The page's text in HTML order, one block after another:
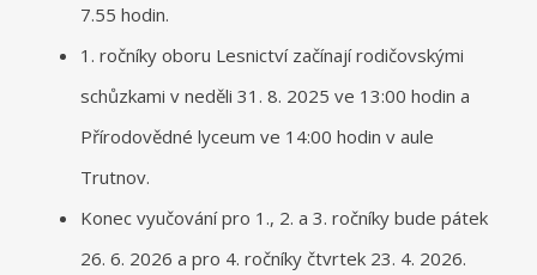
7.55 hodin.
1. ročníky oboru Lesnictví začínají rodičovskými
schůzkami v neděli 31. 8. 2025 ve 13:00 hodin a
Přírodovědné lyceum ve 14:00 hodin v aule
Trutnov.
Konec vyučování pro 1., 2. a 3. ročníky bude pátek
26. 6. 2026 a pro 4. ročníky čtvrtek 23. 4. 2026.